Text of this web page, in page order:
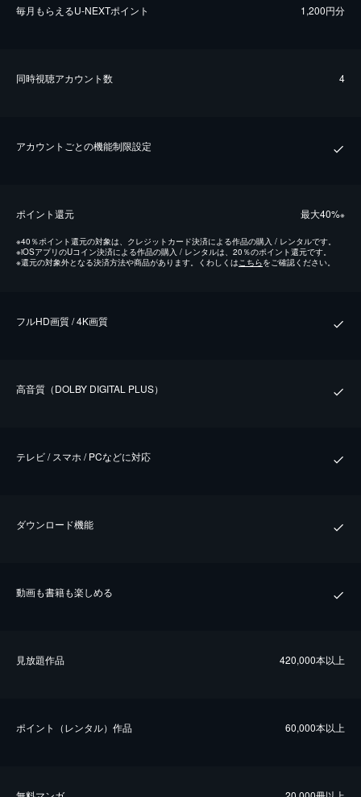
毎⽉もらえるU-NEXTポイント 1,200円分
同時視聴アカウント数 4
アカウントごとの機能制限設定
ポイント還元 最⼤40%※
※40％ポイント還元の対象は、クレジットカード決済による作品の購入 / レンタルです。
※iOSアプリのUコイン決済による作品の購入 / レンタルは、20％のポイント還元です。
※還元の対象外となる決済方法や商品があります。くわしくは こちらをご確認ください。
フルHD画質 / 4K画質
⾼⾳質（DOLBY DIGITAL PLUS）
テレビ / スマホ / PCなどに対応
ダウンロード機能
動画も書籍も楽しめる
⾒放題作品 420,000本以上
ポイント（レンタル）作品 60,000本以上